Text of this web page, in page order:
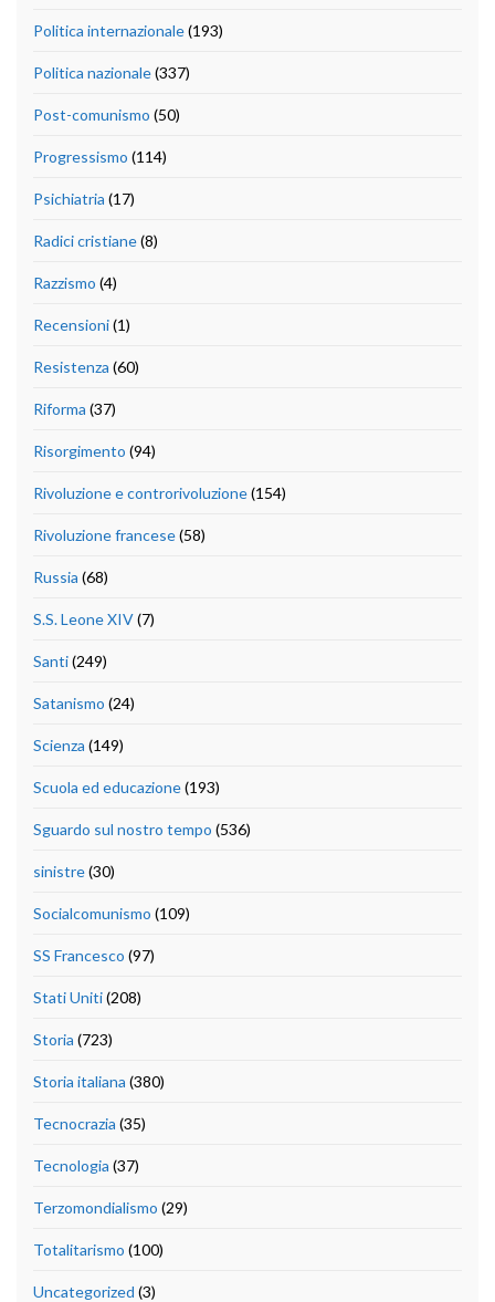
Politica internazionale(193)
Politica nazionale(337)
Post-comunismo (50)
Progressismo (114)
Psichiatria (17)
Radici cristiane(8)
Razzismo (4)
Recensioni(1)
Resistenza (60)
Riforma (37)
Risorgimento (94)
Rivoluzione e controrivoluzione(154)
Rivoluzione francese(58)
Russia (68)
S.S. Leone XIV(7)
Santi(249)
Satanismo (24)
Scienza (149)
Scuola ed educazione(193)
Sguardo sul nostro tempo (536)
sinistre(30)
Socialcomunismo (109)
SS Francesco (97)
Stati Uniti(208)
Storia (723)
Storia italiana (380)
Tecnocrazia (35)
Tecnologia (37)
Terzomondialismo (29)
Totalitarismo (100)
Uncategorized (3)